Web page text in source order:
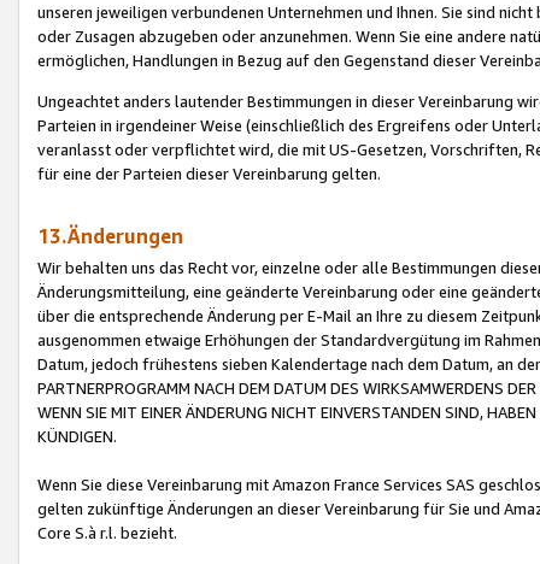
unseren jeweiligen verbundenen Unternehmen und Ihnen. Sie sind
oder Zusagen abzugeben oder anzunehmen. Wenn Sie eine andere
ermöglichen, Handlungen in Bezug auf den Gegenstand dieser
Ungeachtet anders lautender Bestimmungen in dieser Vereinbarung
Parteien in irgendeiner Weise (einschließlich des Ergreifens oder
veranlasst oder verpflichtet wird, die mit US-Gesetzen, Vorschriften,
für eine der Parteien dieser Vereinbarung gelten.
13.Änderungen
Wir behalten uns das Recht vor, einzelne oder alle Bestimmungen
Änderungsmitteilung, eine geänderte Vereinbarung oder eine
über die entsprechende Änderung per E-Mail an Ihre zu diesem
ausgenommen etwaige Erhöhungen der Standardvergütung im
Datum, jedoch frühestens sieben Kalendertage nach dem Datum, an
PARTNERPROGRAMM NACH DEM DATUM DES WIRKSAMWERDENS
WENN SIE MIT EINER ÄNDERUNG NICHT EINVERSTANDEN SIND,
KÜNDIGEN.
Wenn Sie diese Vereinbarung mit Amazon France Services SAS
gelten zukünftige Änderungen an dieser Vereinbarung für Sie und
Core S.à r.l. bezieht.